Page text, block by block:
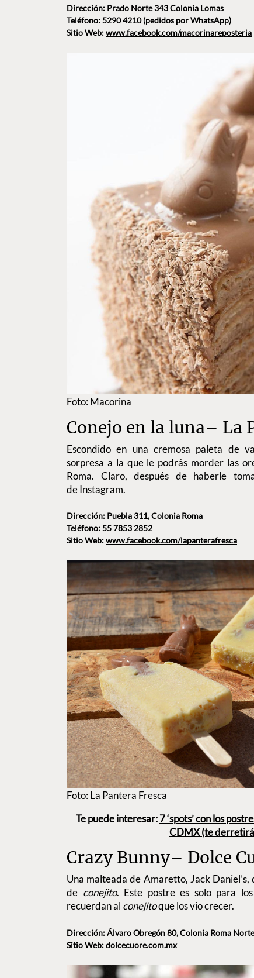
Dirección: Prado Norte 343 Colonia Lomas
Teléfono: 5290 4210 (pedidos por WhatsApp)
Sitio Web:www.facebook.com/macorinareposteria
Foto: Macorina
Conejo en la luna– La
Escondido en una cremosa paleta de
sorpresa a la que le podrás morder las
Roma. Claro, después de haberle
de Instagram.
Dirección: Puebla 311, Colonia Roma
Teléfono: 55 7853 2852
Sitio Web:www.facebook.com/lapanterafresca
Foto: La Pantera Fresca
Te puede interesar:7 ‘spots’ con los
CDMX (te
Crazy Bunny– Dolce
Una malteada de Amaretto, Jack
de conejito. Este postre es solo para
recuerdan al conejitoque los vio crecer.
Dirección: Álvaro Obregón 80, Colonia Roma Norte
Sitio Web:dolcecuore.com.mx